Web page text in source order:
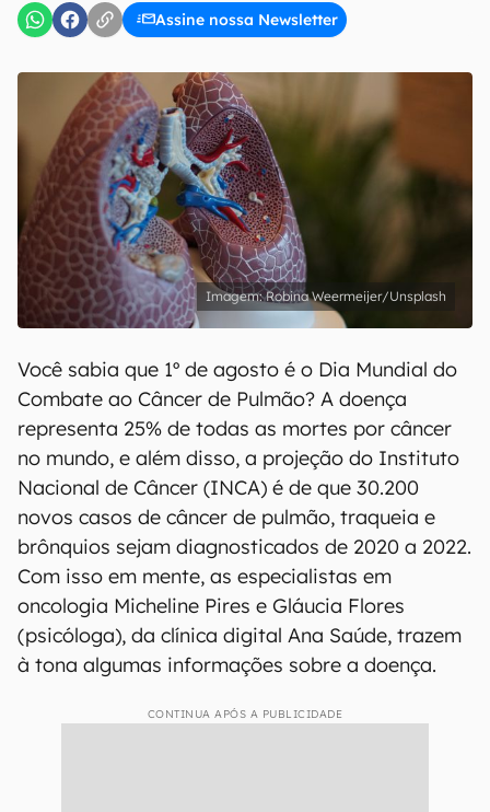
Assine nossa Newsletter
Confirmo que li, aceito e concordo com os Termos de
Uso e Política de Privacidade do Canaltech.
Robina Weermeijer/Unsplash
Você sabia que 1º de agosto é o Dia Mundial do
Combate ao Câncer de Pulmão? A doença
representa 25% de todas as mortes por câncer
no mundo, e além disso, a projeção do Instituto
Nacional de Câncer (INCA) é de que 30.200
novos casos de câncer de pulmão, traqueia e
brônquios sejam diagnosticados de 2020 a 2022.
Com isso em mente, as especialistas em
oncologia Micheline Pires e Gláucia Flores
(psicóloga), da clínica digital Ana Saúde, trazem
à tona algumas informações sobre a doença.
CONTINUA APÓS A PUBLICIDADE